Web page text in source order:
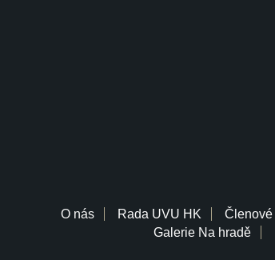
O nás Rada UVU HK Členové
Galerie Na hradě